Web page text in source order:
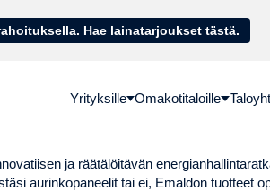
Rahoitus - Energiahankinnat rahoituksella. Hae lainatarjoukset tästä.
Yrityksille Omakotitaloille
ja räätälöitävän
aurinkopaneelit tai ei, Emaldon tuotteet